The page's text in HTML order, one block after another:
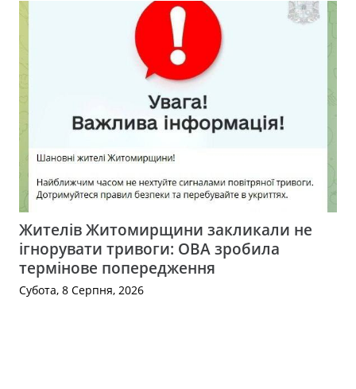
Жителів Житомирщини закликали не
ігнорувати тривоги: ОВА зробила
термінове попередження
Субота, 8 Серпня, 2026